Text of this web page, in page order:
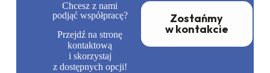
Chcesz z nami
podjąć współpracę?
Przejdź na stronę
kontaktową
i skorzystaj
z dostępnych opcji!
Zostańmy
w kontakcie